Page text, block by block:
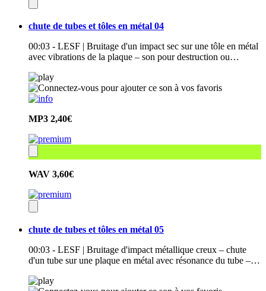
chute de tubes et tôles en métal 04
00:03 - LESF | Bruitage d'un impact sec sur une tôle en métal
avec vibrations de la plaque – son pour destruction ou…
MP3 2,40€
WAV 3,60€
chute de tubes et tôles en métal 05
00:03 - LESF | Bruitage d'impact métallique creux – chute
d'un tube sur une plaque en métal avec résonance du tube –…